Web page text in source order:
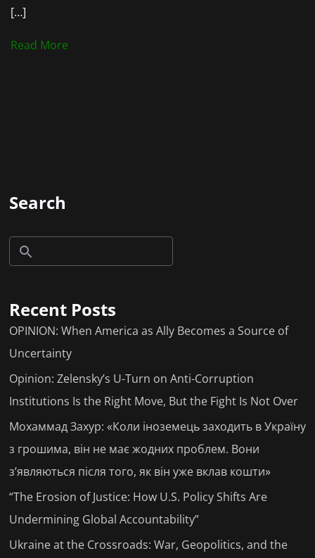
[…]
Read More
Search
Recent Posts
OPINION: When America as Ally Becomes a Source of
Uncertainty
Opinion: Zelensky’s U-Turn on Anti-Corruption
Institutions Is the Right Move, But the Fight Is Not Over
Мохаммад Захур: «Коли іноземець заходить в Україну
з грошима, він не має жодних проблем. Вони
з’являються після того, як він уже вклав кошти»
“The Erosion of Justice: How U.S. Policy Shifts Are
Undermining Global Accountability”
Ukraine at the Crossroads: War, Geopolitics, and the